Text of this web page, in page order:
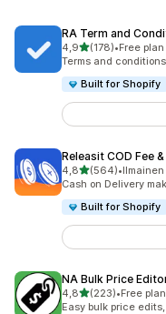
RA Term and
4,9/ 5 tähteä
(178)
178 arvostelua
•Free
Terms and
Built for Shopify
Releasit COD Fee
4,8/ 5 tähteä
(564)
564 arvostelua
•
Cash on Delivery
Built for Shopify
NA Bulk Price
4,8/ 5 tähteä
(223)
223 arvostelua
•Free
Easy bulk price